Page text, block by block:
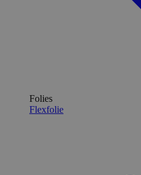
Folies
Flexfolie